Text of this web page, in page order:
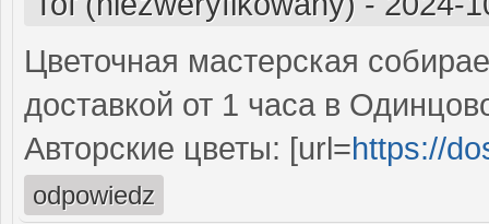
Цветочная мастерская
доставкой от 1 часа в
Авторские цветы: [url=https://
odpowiedz